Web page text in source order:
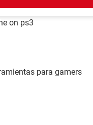
on ps3
para gamers